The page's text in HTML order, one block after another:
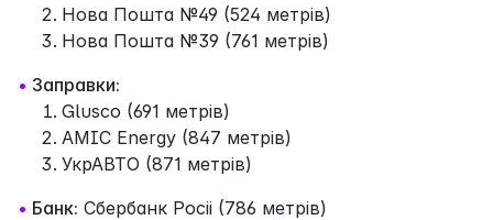
Нова Пошта №49 (524 метрів)
Нова Пошта №39 (761 метрів)
• Заправки:
Glusco (691 метрів)
AMIC Energy (847 метрів)
УкрАВТО (871 метрів)
• Банк: Сбербанк Росii (786 метрів)